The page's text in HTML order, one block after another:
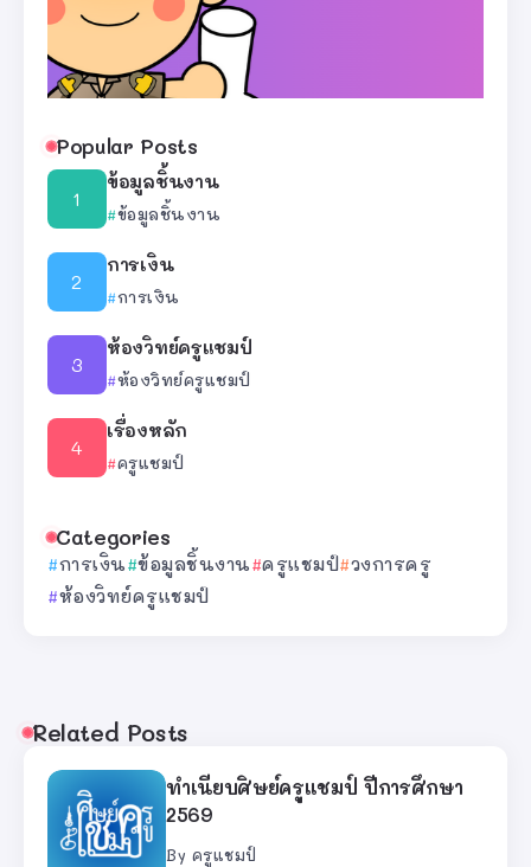
Popular Posts
ข้อมูลชิ้นงาน
ข้อมูลชิ้นงาน
การเงิน
การเงิน
ห้องวิทย์ครูแชมป์
ห้องวิทย์ครูแชมป์
เรื่องหลัก
ครูแชมป์
Categories
การเงิน ข้อมูลชิ้นงาน ครูแชมป์ วงการครู
ห้องวิทย์ครูแชมป์
Related Posts
ทำเนียบศิษย์ครูแชมป์ ปีการศึกษา
2569
By ครูแชมป์